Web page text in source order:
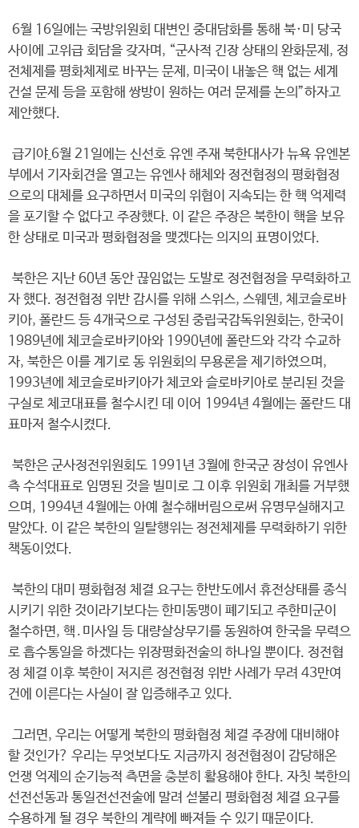
6월 16일에는 국방위원회 대변인 중대담화를 통해 북·미 당국
사이에 고위급 회담을 갖자며, “군사적 긴장 상태의 완화문제, 정
전체제를 평화체제로 바꾸는 문제, 미국이 내놓은 핵 없는 세계
건설 문제 등을 포함해 쌍방이 원하는 여러 문제를 논의”하자고
제안했다.
급기야 6월 21일에는 신선호 유엔 주재 북한대사가 뉴욕 유엔본
부에서 기자회견을 열고는 유엔사 해체와 정전협정의 평화협정
으로의 대체를 요구하면서 미국의 위협이 지속되는 한 핵 억제력
을 포기할 수 없다고 주장했다. 이 같은 주장은 북한이 핵을 보유
한 상태로 미국과 평화협정을 맺겠다는 의지의 표명이었다.
북한은 지난 60년 동안 끊임없는 도발로 정전협정을 무력화하고
자 했다. 정전협정 위반 감시를 위해 스위스, 스웨덴, 체코슬로바
키아, 폴란드 등 4개국으로 구성된 중립국감독위원회는, 한국이
1989년에 체코슬로바키아와 1990년에 폴란드와 각각 수교하
자, 북한은 이를 계기로 동 위원회의 무용론을 제기하였으며,
1993년에 체코슬로바키아가 체코와 슬로바키아로 분리된 것을
구실로 체코대표를 철수시킨 데 이어 1994년 4월에는 폴란드 대
표마저 철수시켰다.
북한은 군사정전위원회도 1991년 3월에 한국군 장성이 유엔사
측 수석대표로 임명된 것을 빌미로 그 이후 위원회 개최를 거부했
으며, 1994년 4월에는 아예 철수해버림으로써 유명무실해지고
말았다. 이 같은 북한의 일탈행위는 정전체제를 무력화하기 위한
책동이었다.
북한의 대미 평화협정 체결 요구는 한반도에서 휴전상태를 종식
시키기 위한 것이라기보다는 한미동맹이 폐기되고 주한미군이
철수하면, 핵․미사일 등 대량살상무기를 동원하여 한국을 무력으
로 흡수통일을 하겠다는 위장평화전술의 하나일 뿐이다. 정전협
정 체결 이후 북한이 저지른 정전협정 위반 사례가 무려 43만여
건에 이른다는 사실이 잘 입증해주고 있다.
그러면, 우리는 어떻게 북한의 평화협정 체결 주장에 대비해야
할 것인가? 우리는 무엇보다도 지금까지 정전협정이 감당해온
언쟁 억제의 순기능적 측면을 충분히 활용해야 한다. 자칫 북한의
선전선동과 통일전선전술에 말려 섣불리 평화협정 체결 요구를
수용하게 될 경우 북한의 계략에 빠져들 수 있기 때문이다.